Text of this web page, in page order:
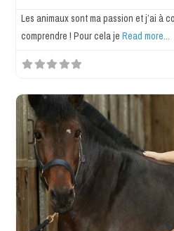
Les animaux sont ma passion et j’ai à
comprendre ! Pour cela jeRead more...